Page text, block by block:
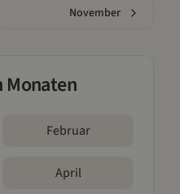
November
Monaten
Februar
April